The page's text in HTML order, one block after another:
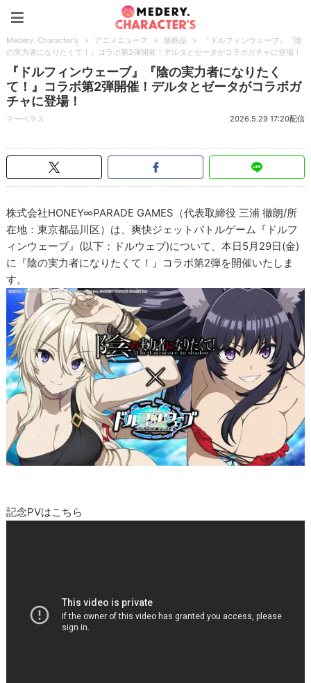
Medery. Character's > アニメニュース > 新商品 >
『ドルフィンウェーブ』『陰
の実力者になりたくて！』コラボ第2弾開催！デルタとゼータがコラボガチャに登場！
『ドルフィンウェーブ』『陰の実力者になりたく
て！』コラボ第2弾開催！デルタとゼータがコラボガ
チャに登場！
マーベラス 2026.5.29 17:20配信
株式会社HONEY∞PARADE GAMES（代表取締役 三浦 徹朗/所
在地：東京都品川区）は、爽快ジェットバトルゲーム『ドルフ
ィンウェーブ』(以下：ドルウェブ)について、本日5月29日(金)
に『陰の実力者になりたくて！』コラボ第2弾を開催いたしま
す。
記念PVはこちら